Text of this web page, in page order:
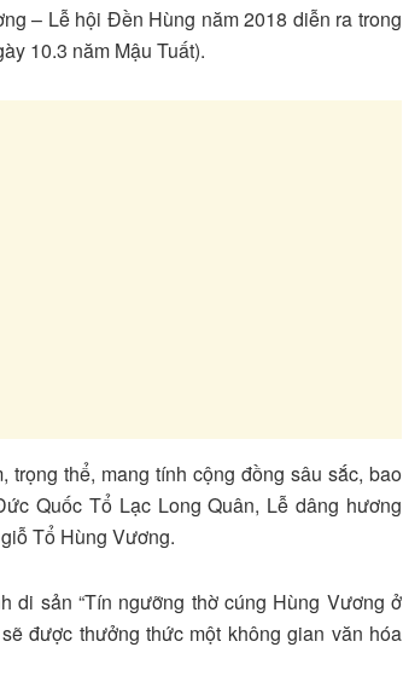
– Lễ hội Đền Hùng năm 2018 diễn ra trong
10.3 năm Mậu Tuất).
thể, mang tính cộng đồng sâu sắc, bao
Quốc Tổ Lạc Long Quân, Lễ dâng hương
Tổ Hùng Vương.
di sản “Tín ngưỡng thờ cúng Hùng Vương ở
được thưởng thức một không gian văn hóa